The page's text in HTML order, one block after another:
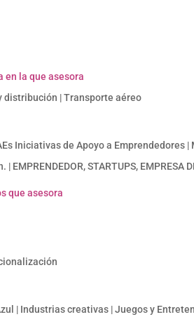
en la que asesora
distribución | Transporte aéreo
Iniciativas de Apoyo a Emprendedores |
STARTUPS, EMPRESA
que asesora
| Industrias creativas | Juegos y